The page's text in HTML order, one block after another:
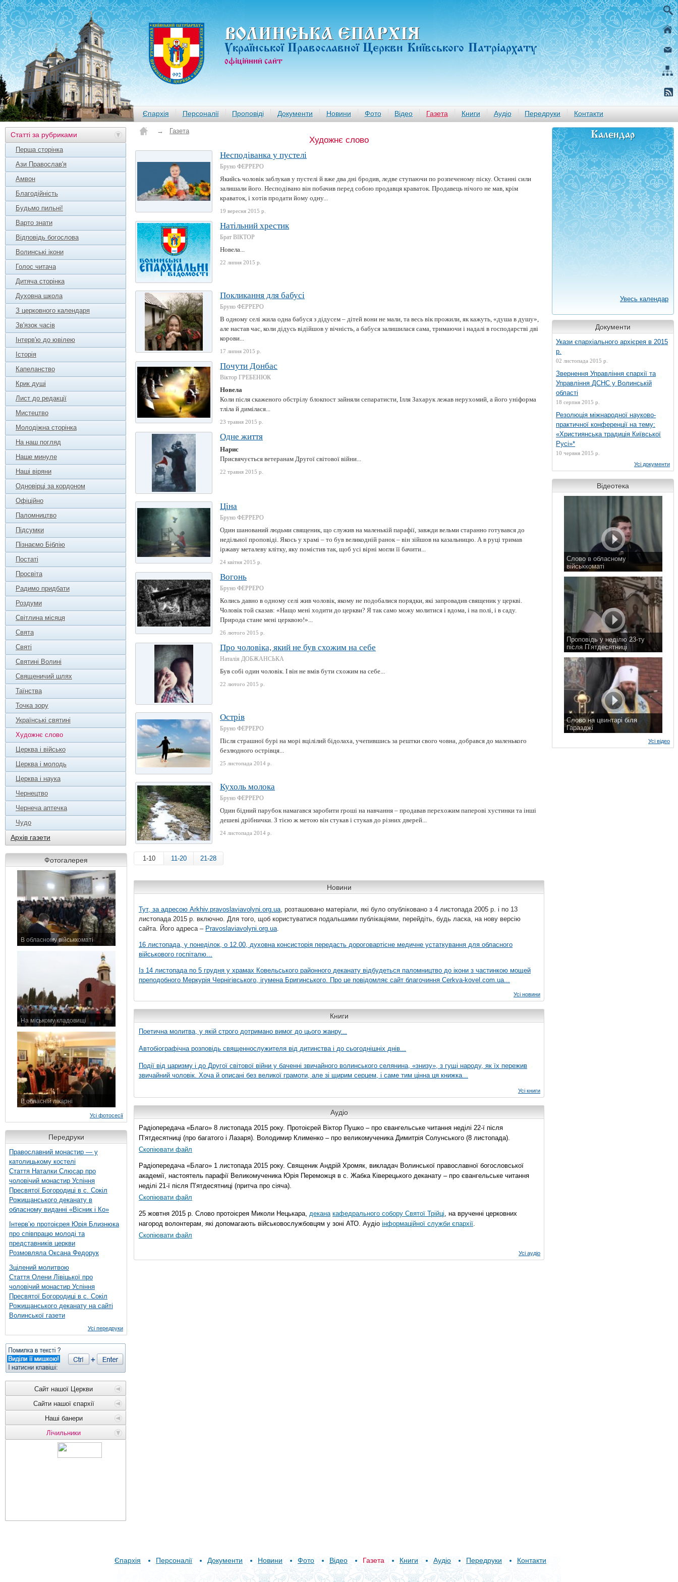
ВОЛИНСЬКА ЄПАРХIЯ
Української Православної Церкви Київського Патріархату
офiцiйний сайт
Єпархія Персоналії Проповіді Документи Новини Фото Відео Газета Книги Аудіо Передруки Контакти
Статті за рубриками
Перша сторінка
Ази Православ'я
Амвон
Благодійність
Будьмо пильні!
Варто знати
Відповідь богослова
Волинські ікони
Голос читача
Дитяча сторінка
Духовна школа
З церковного календаря
Зв'язок часів
Інтерв'ю до ювілею
Історія
Капеланство
Крик душі
Лист до редакції
Мистецтво
Молодіжна сторінка
На наш погляд
Наше минуле
Наші віряни
Одновірці за кордоном
Офіційно
Паломництво
Підсумки
Пізнаємо Біблію
Постаті
Просвіта
Радимо придбати
Роздуми
Світлина місяця
Свята
Святі
Святині Волині
Священичий шлях
Таїнства
Точка зору
Українські святині
Художнє слово
Церква і військо
Церква і молодь
Церква і наука
Чернецтво
Чернеча аптечка
Чудо
Архів газети
Фотогалерея
В обласному військкоматі
На міському кладовищі
В обласній лікарні
Усі фотосесії
Передруки
Православний монастир — у
католицькому костелі
Стаття Наталки Слюсар про
чоловічий монастир Успіння
Пресвятої Богородиці в с. Сокіл
Рожищанського деканату в
обласному виданні «Вісник і Ко»
Інтерв’ю протоієрея Юрія Близнюка
про співпрацю молоді та
представників церкви
Розмовляла Оксана Федорук
Зцілений молитвою
Стаття Олени Лівіцької про
чоловічий монастир Успіння
Пресвятої Богородиці в с. Сокіл
Рожищанського деканату на сайті
Волинської газети
Усі передруки
Сайт нашої Церкви
Сайти нашої єпархії
Наші банери
Лічильники
→ Газета
Художнє слово
Несподіванка у пустелі
Бруно ФЕРРЕРО
Якийсь чоловік заблукав у пустелі й вже два дні бродив, ледве ступаючи по розпеченому піску. Останні сили
залишали його. Несподівано він побачив перед собою продавця краваток. Продавець нічого не мав, крім
краваток, і хотів продати йому одну...
19 вересня 2015 р.
Натільний хрестик
Брат ВІКТОР
Новела...
22 липня 2015 р.
Покликання для бабусі
Бруно ФЕРРЕРО
В одному селі жила одна бабуся з дідусем – дітей вони не мали, та весь вік прожили, як кажуть, «душа в душу»,
але настав час, коли дідусь відійшов у вічність, а бабуся залишилася сама, тримаючи і надалі в господарстві дві
корови...
17 липня 2015 р.
Почути Донбас
Віктор ГРЕБЕНЮК
Новела
Коли після скаженого обстрілу блокпост зайняли сепаратисти, Ілля Захарук лежав нерухомий, а його уніформа
тліла й димілася...
23 травня 2015 р.
Одне життя
Нарис
Присвячується ветеранам Другої світової війни...
22 травня 2015 р.
Ціна
Бруно ФЕРРЕРО
Один шанований людьми священик, що служив на маленькій парафії, завжди вельми старанно готувався до
недільної проповіді. Якось у храмі – то був великодній ранок – він зійшов на казальницю. А в руці тримав
іржаву металеву клітку, яку помістив так, щоб усі вірні могли її бачити...
24 квітня 2015 р.
Вогонь
Бруно ФЕРРЕРО
Колись давно в одному селі жив чоловік, якому не подобалися порядки, які запровадив священик у церкві.
Чоловік той сказав: «Нащо мені ходити до церкви? Я так само можу молитися і вдома, і на полі, і в саду.
Природа стане мені церквою!»...
26 лютого 2015 р.
Про чоловіка, який не був схожим на себе
Наталія ДОБЖАНСЬКА
Був собі один чоловік. І він не вмів бути схожим на себе...
22 лютого 2015 р.
Острів
Бруно ФЕРРЕРО
Після страшної бурі на морі вцілілий бідолаха, учепившись за рештки свого човна, добрався до маленького
безлюдного острівця...
25 листопада 2014 р.
Кухоль молока
Бруно ФЕРРЕРО
Один бідний парубок намагався заробити гроші на навчання – продавав перехожим паперові хустинки та інші
дешеві дрібнички. З тією ж метою він стукав і стукав до різних дверей...
24 листопада 2014 р.
1-10 11-20 21-28
Новини
Тут, за адресою Arkhiv.pravoslaviavolyni.org.ua, розташовано матеріали, які було опубліковано з 4 листопада 2005 р. і по 13
листопада 2015 р. включно. Для того, щоб користуватися подальшими публікаціями, перейдіть, будь ласка, на нову версію
сайта. Його адреса – Pravoslaviavolyni.org.ua.
16 листопада, у понеділок, о 12.00, духовна консисторія передасть дороговартісне медичне устаткування для обласного
військового госпіталю...
Із 14 листопада по 5 грудня у храмах Ковельського районного деканату відбудеться паломництво до ікони з частинкою мощей
преподобного Меркурія Чернігівського, ігумена Бригинського. Про це повідомляє сайт благочиння Сerkva-kovel.com.ua...
Усі новини
Книги
Поетична молитва, у якій строго дотримано вимог до цього жанру...
Автобіографічна розповідь священнослужителя від дитинства і до сьогоднішніх днів...
Події від царизму і до Другої світової війни у баченні звичайного волинського селянина, «знизу», з гущі народу, як їх пережив
звичайний чоловік. Хоча й описані без великої грамоти, але зі щирим серцем, і саме тим цінна ця книжка...
Усі книги
Аудіо
Радіопередача «Благо» 8 листопада 2015 року. Протоієрей Віктор Пушко – про євангельське читання неділі 22-ї після
П’ятдесятниці (про багатого і Лазаря). Володимир Клименко – про великомученика Димитрія Солунського (8 листопада).
Скопіювати файл
Радіопередача «Благо» 1 листопада 2015 року. Священик Андрій Хромяк, викладач Волинської православної богословської
академії, настоятель парафії Великомученика Юрія Переможця в с. Жабка Ківерецького деканату – про євангельське читання
неділі 21-ї після П’ятдесятниці (притча про сіяча).
Скопіювати файл
25 жовтня 2015 р. Слово протоієрея Миколи Нецькара, декана кафедрального собору Святої Трійці, на врученні церковних
нагород волонтерам, які допомагають військовослужбовцям у зоні АТО. Аудіо інформаційної служби єпархії.
Скопіювати файл
Усі аудіо
Календар
Увесь календар
Документи
Укази єпархіального архієрея в 2015
р.
02 листопада 2015 р.
Звернення Управління єпархії та
Управління ДСНС у Волинській
області
18 серпня 2015 р.
Резолюція міжнародної науково-
практичної конференції на тему:
«Християнська традиція Київської
Русі»*
10 червня 2015 р.
Усі документи
Відеотека
Слово в обласному
військкоматі
Проповідь у неділю 23-ту
після П’ятдесятниці
Слово на цвинтарі біля
Гаразджі
Усі відео
Єпархія Персоналії Документи Новини Фото Відео Газета Книги Аудіо Передруки Контакти